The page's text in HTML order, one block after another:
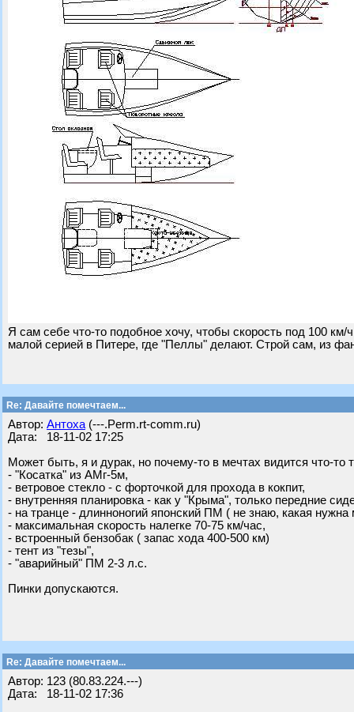
Я сам себе что-то подобное хочу, чтобы скорость под 100
малой серией в Питере, где "Пеллы" делают. Строй сам, из
Re: Давайте помечтаем...
Автор: Антоха (---.Perm.rt-comm.ru)
Дата: 18-11-02 17:25
Может быть, я и дурак, но почему-то в мечтах видится что-то
- "Косатка" из АМг-5м,
- ветровое стекло - с форточкой для прохода в кокпит,
- внутренняя планировка - как у "Крыма", только передние
- на транце - длинноногий японский ПМ ( не знаю, какая
- максимальная скорость налегке 70-75 км/час,
- встроенный бензобак ( запас хода 400-500 км)
- тент из "тезы",
- "аварийный" ПМ 2-3 л.с.
Пинки допускаются.
Re: Давайте помечтаем...
Автор: 123 (80.83.224.---)
Дата: 18-11-02 17:36